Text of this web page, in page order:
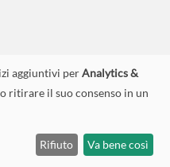
aggiuntivi perAnalytics &
ritirare il suo consenso in un
Rifiuto Va bene così